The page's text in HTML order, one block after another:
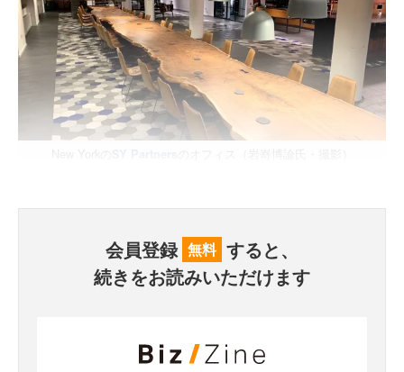
New Yorkの
会員登録 無料 すると、
続きをお読みいただけます